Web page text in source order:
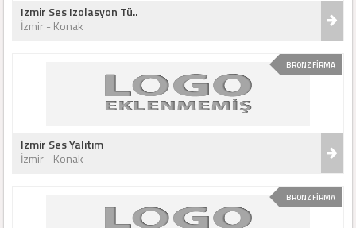
Izmir Ses Izolasyon Tü..
İzmir - Konak
BRONZ FİRMA
Izmir Ses Yalıtım
İzmir - Konak
BRONZ FİRMA